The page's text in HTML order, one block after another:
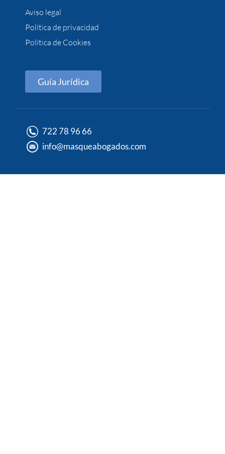
Aviso legal
Política de privacidad
Política de Cookies
Guía Jurídica
722 78 96 66
info@masqueabogados.com